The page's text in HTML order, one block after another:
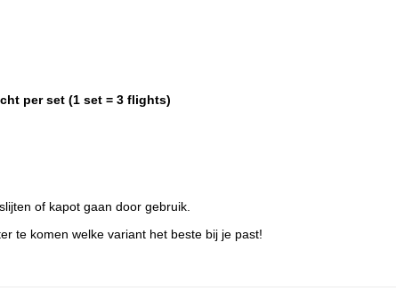
per set (1 set = 3 flights)
of kapot gaan door gebruik.
te komen welke variant het beste bij je past!